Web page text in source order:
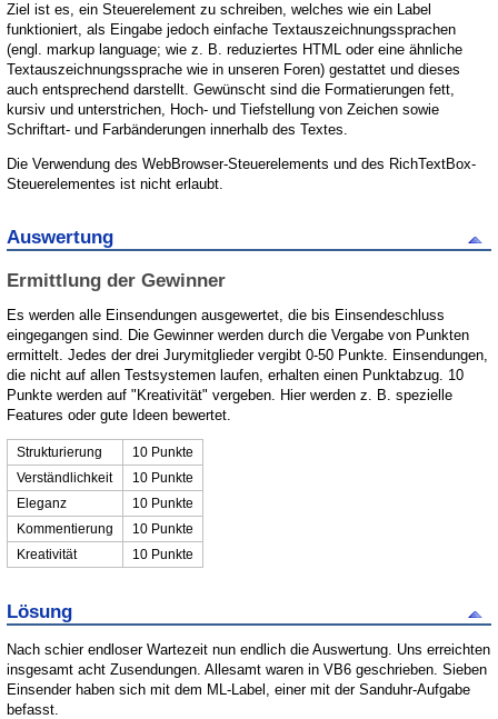
Ziel ist es, ein Steuerelement zu schreiben, welches wie ein Label
funktioniert, als Eingabe jedoch einfache Textauszeichnungssprachen
(engl. markup language; wie z. B. reduziertes HTML oder eine ähnliche
Textauszeichnungssprache wie in unseren Foren) gestattet und dieses
auch entsprechend darstellt. Gewünscht sind die Formatierungen fett,
kursiv und unterstrichen, Hoch- und Tiefstellung von Zeichen sowie
Schriftart- und Farbänderungen innerhalb des Textes.
Die Verwendung des WebBrowser-Steuerelements und des RichTextBox-
Steuerelementes ist nicht erlaubt.
Auswertung
Ermittlung der Gewinner
Es werden alle Einsendungen ausgewertet, die bis Einsendeschluss
eingegangen sind. Die Gewinner werden durch die Vergabe von Punkten
ermittelt. Jedes der drei Jurymitglieder vergibt 0-50 Punkte. Einsendungen,
die nicht auf allen Testsystemen laufen, erhalten einen Punktabzug. 10
Punkte werden auf "Kreativität" vergeben. Hier werden z. B. spezielle
Features oder gute Ideen bewertet.
Strukturierung
10 Punkte
Verständlichkeit
10 Punkte
Eleganz
10 Punkte
Kommentierung
10 Punkte
Kreativität
10 Punkte
Lösung
Nach schier endloser Wartezeit nun endlich die Auswertung. Uns erreichten
insgesamt acht Zusendungen. Allesamt waren in VB6 geschrieben. Sieben
Einsender haben sich mit dem ML-Label, einer mit der Sanduhr-Aufgabe
befasst.